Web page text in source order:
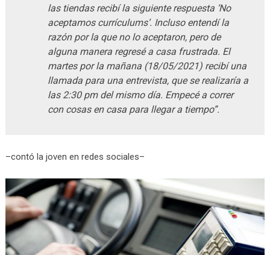
las tiendas recibí la siguiente respuesta ‘No
aceptamos currículums’. Incluso entendí la
razón por la que no lo aceptaron, pero de
alguna manera regresé a casa frustrada. El
martes por la mañana (18/05/2021) recibí una
llamada para una entrevista, que se realizaría a
las 2:30 pm del mismo día. Empecé a correr
con cosas en casa para llegar a tiempo”.
–contó la joven en redes sociales–